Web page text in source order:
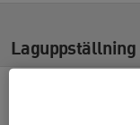
Laguppställning